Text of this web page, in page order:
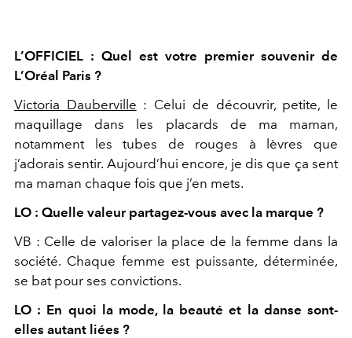
L’OFFICIEL : Quel est votre premier souvenir de
L’Oréal Paris ?
Victoria Dauberville : Celui de découvrir, petite, le
maquillage dans les placards de ma maman,
notamment les tubes de rouges à lèvres que
j’adorais sentir. Aujourd’hui encore, je dis que ça sent
ma maman chaque fois que j’en mets.
LO : Quelle valeur partagez-vous avec la marque ?
VB : Celle de valoriser la place de la femme dans la
société. Chaque femme est puissante, déterminée,
se bat pour ses convictions.
LO : En quoi la mode, la beauté et la danse sont-
elles autant liées ?